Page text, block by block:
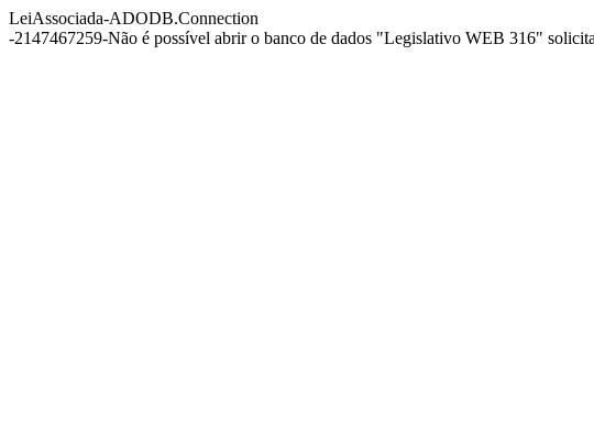
LeiAssociada-ADODB.Connection
-2147467259-Não é possível abrir o banco de dados "Legislativo WEB 316"